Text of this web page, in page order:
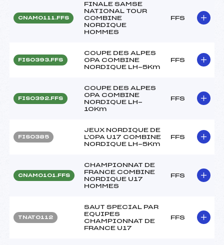
CNAM0111.FFS
FINALE SAMSE
NATIONAL TOUR
COMBINE
NORDIQUE
HOMMES
FFS
FIS0393.FFS
COUPE DES ALPES
OPA COMBINE
NORDIQUE LH-5Km
FFS
FIS0392.FFS
COUPE DES ALPES
OPA COMBINE
NORDIQUE LH-
10Km
FFS
FIS0385
JEUX NORDIQUE DE
L'OPA U17 COMBINE
NORDIQUE LH-5Km
FFS
CNAM0101.FFS
CHAMPIONNAT DE
FRANCE COMBINE
NORDIQUE U17
HOMMES
FFS
TNAT0112
SAUT SPECIAL PAR
EQUIPES
CHAMPIONNAT DE
FRANCE U17
FFS